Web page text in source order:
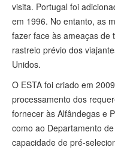
visita. Portugal foi
em 1996. No entanto, as
fazer face às ameaças de
rastreio prévio dos
Unidos.
O ESTA foi criado em
processamento dos
fornecer às Alfândegas e
como ao Departamento
capacidade de pré-